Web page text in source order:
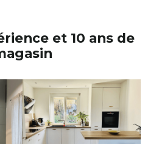
et 10 ans de